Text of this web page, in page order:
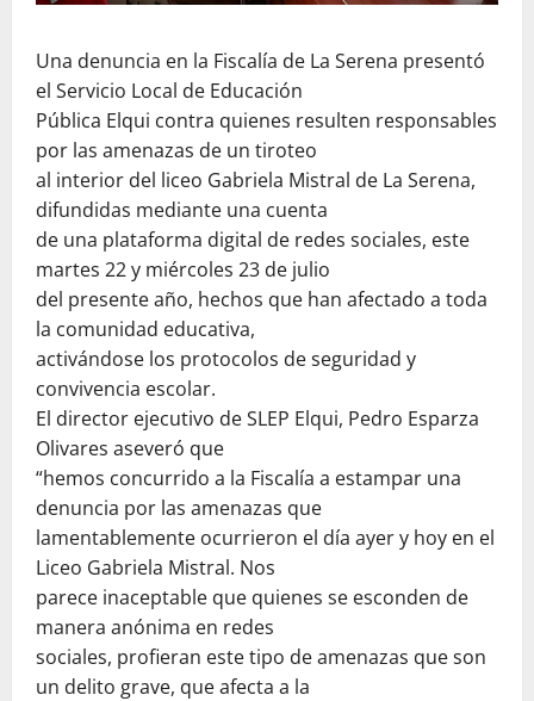
Una denuncia en la Fiscalía de La Serena presentó
el Servicio Local de Educación
Pública Elqui contra quienes resulten responsables
por las amenazas de un tiroteo
al interior del liceo Gabriela Mistral de La Serena,
difundidas mediante una cuenta
de una plataforma digital de redes sociales, este
martes 22 y miércoles 23 de julio
del presente año, hechos que han afectado a toda
la comunidad educativa,
activándose los protocolos de seguridad y
convivencia escolar.
El director ejecutivo de SLEP Elqui, Pedro Esparza
Olivares aseveró que
“hemos concurrido a la Fiscalía a estampar una
denuncia por las amenazas que
lamentablemente ocurrieron el día ayer y hoy en el
Liceo Gabriela Mistral. Nos
parece inaceptable que quienes se esconden de
manera anónima en redes
sociales, profieran este tipo de amenazas que son
un delito grave, que afecta a la